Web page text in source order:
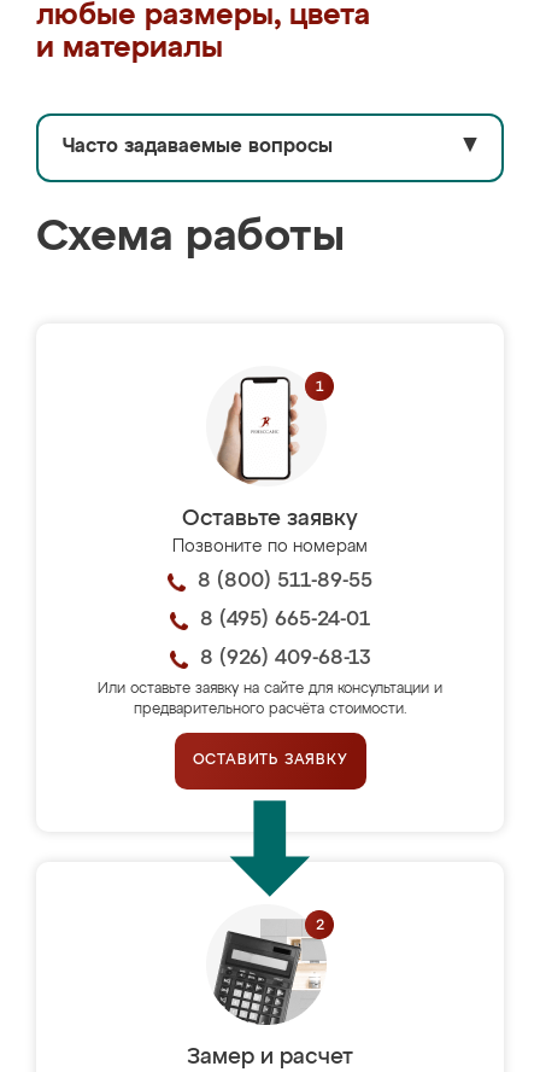
любые размеры, цвета
и материалы
Часто задаваемые вопросы ▼
Схема работы
Оставьте заявку
Позвоните по номерам
8 (800) 511-89-55
8 (495) 665-24-01
8 (926) 409-68-13
Или оставьте заявку на сайте для консультации и
предварительного расчёта стоимости.
ОСТАВИТЬ ЗАЯВКУ
Замер и расчет